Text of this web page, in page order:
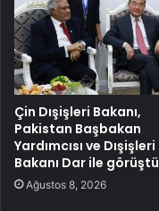
Çin Dışişleri Bakanı,
Pakistan Başbakan
Yardımcısı ve Dışişleri
Bakanı Dar ile görüştü
Ağustos 8, 2026